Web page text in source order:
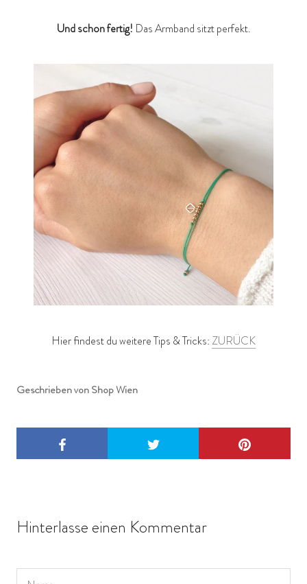
Und schon fertig! Das Armband sitzt perfekt.
Hier findest du weitere Tips & Tricks: ZURÜCK
Geschrieben von Shop Wien
Hinterlasse einen Kommentar